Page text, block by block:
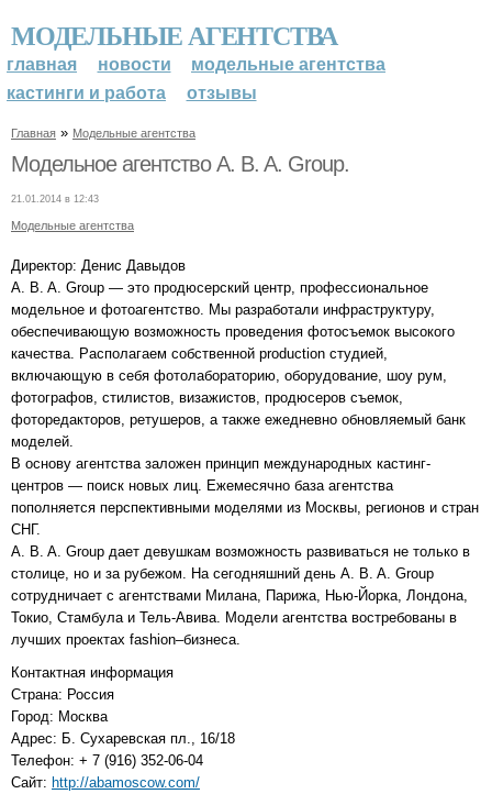
МОДЕЛЬНЫЕ АГЕНТСТВА
главная новости
модельные агентства
кастинги и работа
отзывы
Главная » Модельные агентства
Модельное агентство A. B. A. Group.
21.01.2014 в 12:43
Модельные агентства
Директор: Денис Давыдов
A. B. A. Group — это продюсерский центр, профессиональное
модельное и фотоагентство. Мы разработали инфраструктуру,
обеспечивающую возможность проведения фотосъемок высокого
качества. Располагаем собственной production студией,
включающую в себя фотолабораторию, оборудование, шоу рум,
фотографов, стилистов, визажистов, продюсеров съемок,
фоторедакторов, ретушеров, а также ежедневно обновляемый банк
моделей.
В основу агентства заложен принцип международных кастинг-
центров — поиск новых лиц. Ежемесячно база агентства
пополняется перспективными моделями из Москвы, регионов и стран
СНГ.
A. B. A. Group дает девушкам возможность развиваться не только в
столице, но и за рубежом. На сегодняшний день A. B. A. Group
сотрудничает с агентствами Милана, Парижа, Нью-Йорка, Лондона,
Токио, Стамбула и Тель-Авива. Модели агентства востребованы в
лучших проектах fashion–бизнеса.
Контактная информация
Страна: Россия
Город: Москва
Адрес: Б. Сухаревская пл., 16/18
Телефон: + 7 (916) 352-06-04
Сайт: http://abamoscow.com/